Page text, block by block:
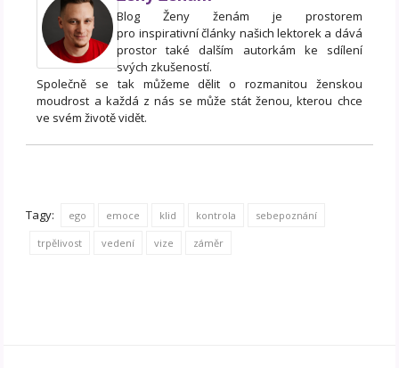
Blog Ženy ženám je prostorem
pro inspirativní články našich lektorek a dává
prostor také dalším autorkám ke sdílení
svých zkušeností.
Společně se tak můžeme dělit o rozmanitou ženskou
moudrost a každá z nás se může stát ženou, kterou chce
ve svém životě vidět.
Tagy: ego emoce klid kontrola sebepoznání
trpělivost vedení vize záměr